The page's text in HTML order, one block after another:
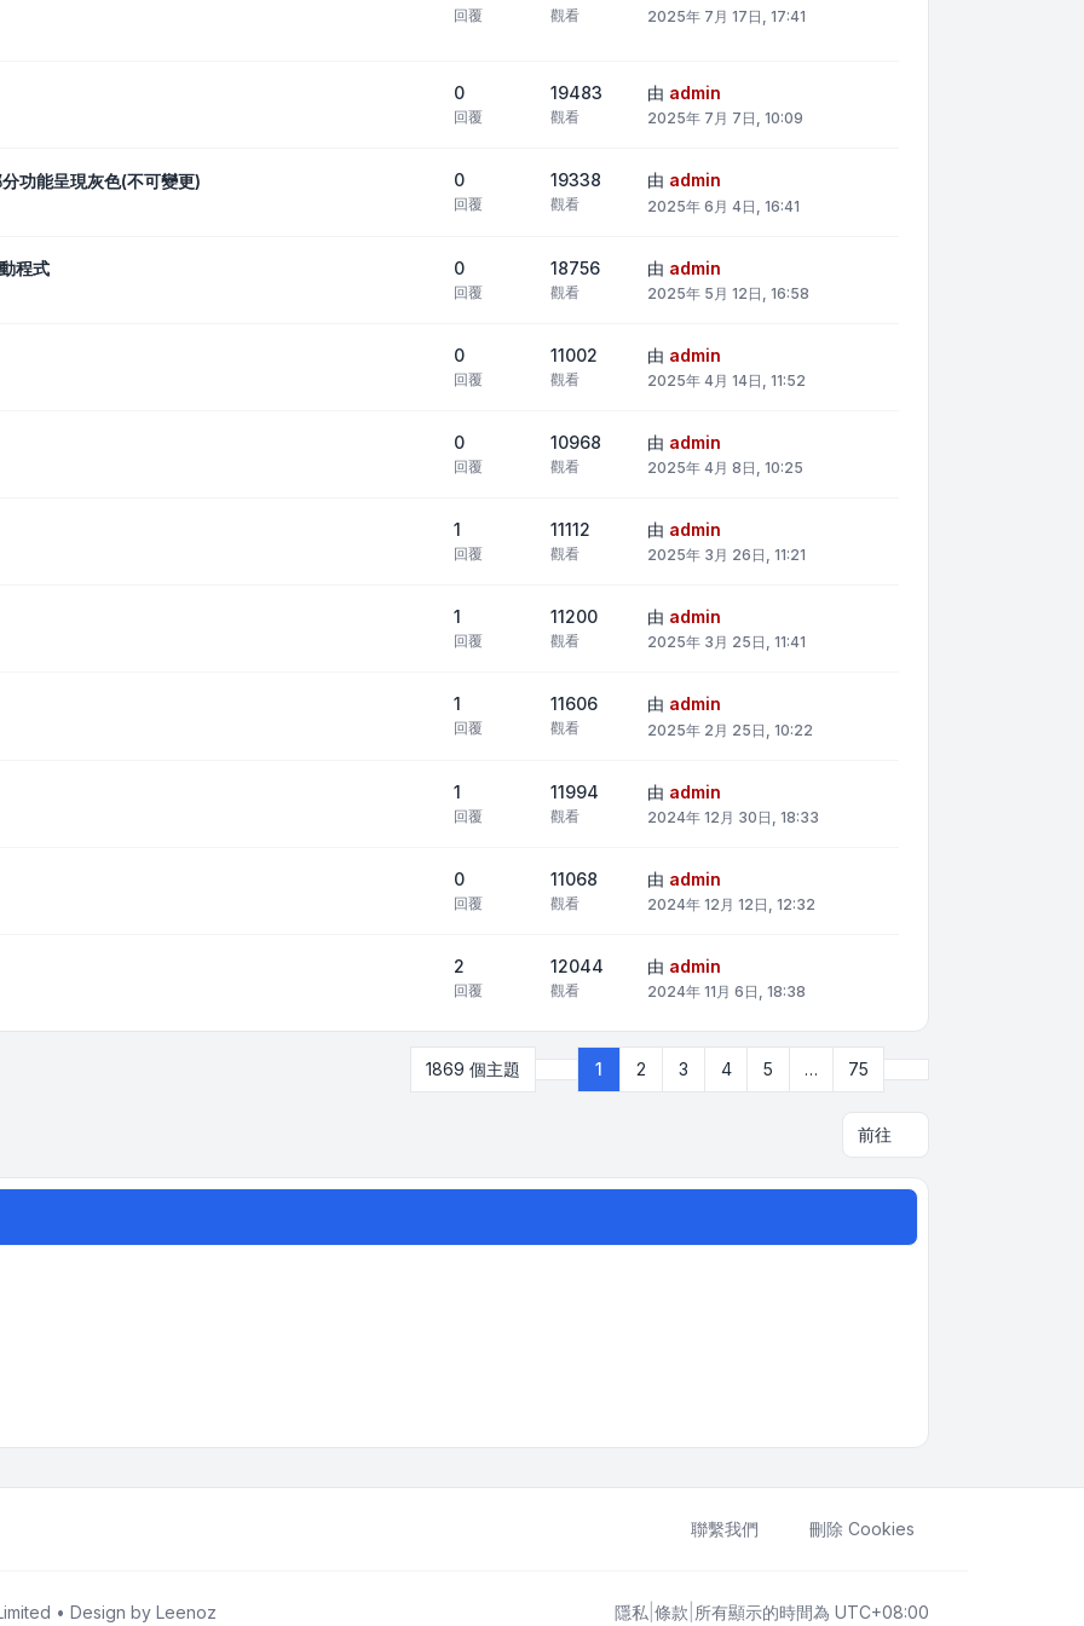
回覆 觀看 2025年 7月 17日, 17:41
0
回覆
19483
觀看
由 admin
2025年 7月 7日, 10:09
功能呈現灰色(不可變更) 0
回覆
19338
觀看
由 admin
2025年 6月 4日, 16:41
程式 0
回覆
18756
觀看
由 admin
2025年 5月 12日, 16:58
0
回覆
11002
觀看
由 admin
2025年 4月 14日, 11:52
0
回覆
10968
觀看
由 admin
2025年 4月 8日, 10:25
1
回覆
11112
觀看
由 admin
2025年 3月 26日, 11:21
1
回覆
11200
觀看
由 admin
2025年 3月 25日, 11:41
1
回覆
11606
觀看
由 admin
2025年 2月 25日, 10:22
1
回覆
11994
觀看
由 admin
2024年 12月 30日, 18:33
0
回覆
11068
觀看
由 admin
2024年 12月 12日, 12:32
2
回覆
12044
觀看
由 admin
2024年 11月 6日, 18:38
1869 個主題 第1 頁 (共 75 頁)
1 2 3 4 5 … 75
前往
聯繫我們 刪除 Cookies
• Design by Leenoz 隱私 條款 所有顯示的時間為 UTC+08:00